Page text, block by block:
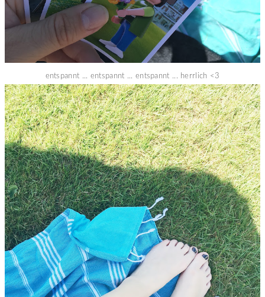
entspannt ... entspannt ... entspannt ... herrlich <3